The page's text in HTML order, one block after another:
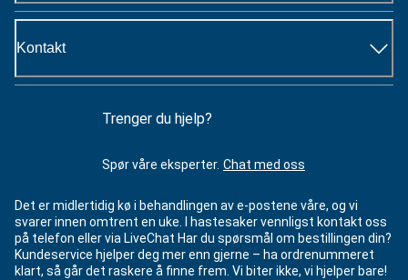
Kontakt
Trenger du hjelp?
Spør våre eksperter. Chat med oss
Det er midlertidig kø i behandlingen av e-postene våre, og vi
svarer innen omtrent en uke. I hastesaker vennligst kontakt oss
på telefon eller via LiveChat Har du spørsmål om bestillingen din?
Kundeservice hjelper deg mer enn gjerne – ha ordrenummeret
klart, så går det raskere å finne frem. Vi biter ikke, vi hjelper bare!